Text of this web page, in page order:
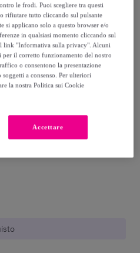
40 BLACK 02 POWDER
le frodi. Puoi scegliere tra questi
rifiutare tutto cliccando sul pulsante
si applicano solo a questo browser e/o
in qualsiasi momento cliccando sul
link "Informativa sulla privacy". Alcuni
per il corretto funzionamento del nostro
o consentono la presentazione
a consenso. Per ulteriori
la nostra Politica sui Cookie
Accettare